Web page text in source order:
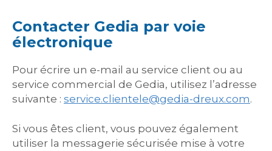
Contacter Gedia par voie
électronique
Pour écrire un e-mail au service client ou au
service commercial de Gedia, utilisez l’adresse
suivante : service.clientele@gedia-dreux.com.
Si vous êtes client, vous pouvez également
utiliser la messagerie sécurisée mise à votre